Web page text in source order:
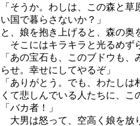
「そうか。わしは、この森と
い国で暮らさないか？」
と、娘を抱き上げると、森の奥
そこにはキラキラと光るめず
「あの宝石も、このブドウも
らせ。幸せにしてやるぞ」
「ありがとう。でも、わたし
くて悲しんでいる人たちに、こ
「バカ者！」
大男は怒って、空高く娘を放